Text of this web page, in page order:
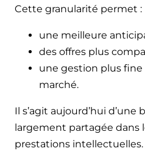
Cette granularité permet :
une meilleure
des offres plus
une gestion plus fine
marché.
Il s’agit aujourd’hui d’une
largement partagée dans
prestations intellectuelles.